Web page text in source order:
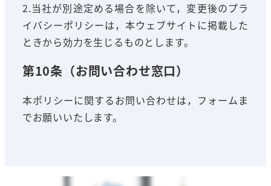
2.当社が別途定める場合を除いて，変更後のプラ
イバシーポリシーは，本ウェブサイトに掲載した
ときから効力を生じるものとします。
第10条（お問い合わせ窓口）
本ポリシーに関するお問い合わせは，フォームま
でお願いいたします。